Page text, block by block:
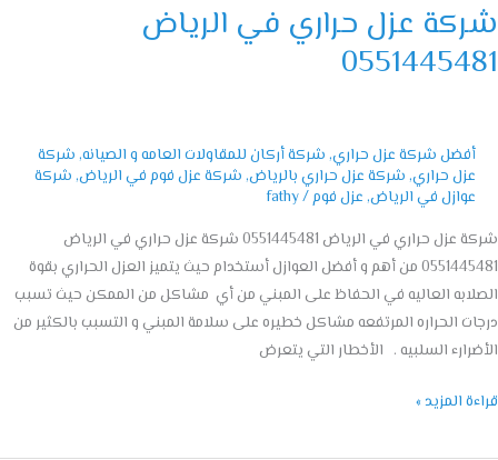
عزل حراري في الرياض
أفضل شركة عزل حراري,شركة أركان للمقاولات العامه و الصيانه,شركة
عزل حراري,شركة عزل حراري بالرياض,شركة عزل فوم في الرياض,شركة
عوازل في الرياض,عزل فوم/
fathy
شركة عزل حراري في الرياض 0551445481 شركة عزل حراري في الرياض
0551445481 من أهم و أفضل العوازل أستخدام حيث يتميز العزل الحراري بقوة
العاليه في الحفاظ على المبني من أي مشاكل من الممكن حيث تسبب
الحراره المرتفعه مشاكل خطيره على سلامة المبني و التسبب بالكثير من
السلبيه . الأخطار التي يتعرض
المزيد »